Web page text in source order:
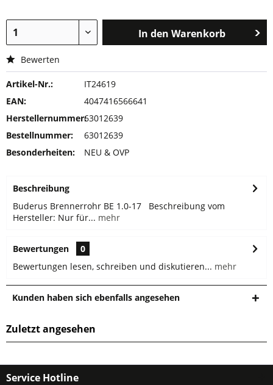
In den Warenkorb
Bewerten
Artikel-Nr.:
IT24619
EAN:
4047416566641
Herstellernummer:63012639
Bestellnummer:
63012639
Besonderheiten:
NEU & OVP
Beschreibung
Buderus Brennerrohr BE 1.0-17 Beschreibung vom
Hersteller: Nur für... mehr
Bewertungen
0
Bewertungen lesen, schreiben und diskutieren... mehr
Kunden haben sich ebenfalls angesehen
Zuletzt angesehen
Service Hotline